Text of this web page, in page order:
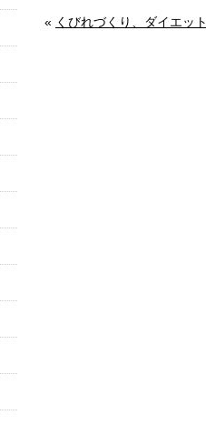
« くびれづくり、ダイエッ